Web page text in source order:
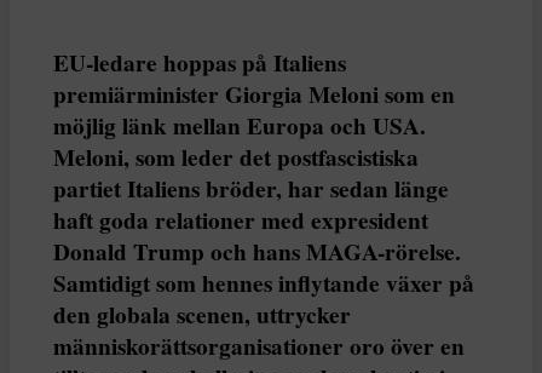
EU-ledare hoppas på Italiens
premiärminister Giorgia Meloni som en
möjlig länk mellan Europa och USA.
Meloni, som leder det postfascistiska
partiet Italiens bröder, har sedan länge
haft goda relationer med expresident
Donald Trump och hans MAGA-rörelse.
Samtidigt som hennes inflytande växer på
den globala scenen, uttrycker
människorättsorganisationer oro över en